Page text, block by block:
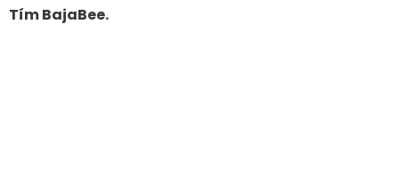
Tím BajaBee.